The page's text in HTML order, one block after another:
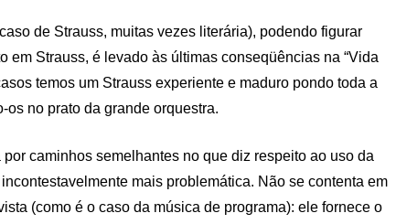
de Strauss, muitas vezes literária), podendo figurar
em Strauss, é levado às últimas conseqüências na “Vida
temos um Strauss experiente e maduro pondo toda a
no prato da grande orquestra.
caminhos semelhantes no que diz respeito ao uso da
mais problemática. Não se contenta em
(como é o caso da música de programa): ele fornece o